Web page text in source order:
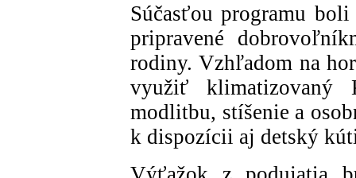
Súčasťou programu
pripravené
rodiny. Vzhľadom na
využiť klimatizovaný
modlitbu, stíšenie a
k dispozícii aj detský